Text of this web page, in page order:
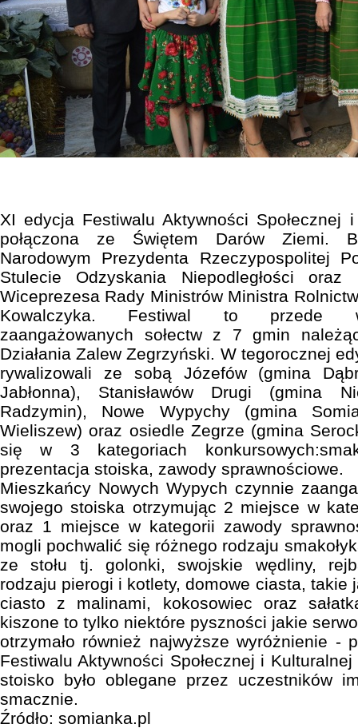
XI edycja Festiwalu Aktywności Społecznej i
połączona ze Świętem Darów Ziemi.
Narodowym Prezydenta Rzeczypospolitej
Stulecie Odzyskania Niepodległości oraz
Wiceprezesa Rady Ministrów Ministra
Kowalczyka. Festiwal to przede
zaangażowanych sołectw z 7 gmin
Działania Zalew Zegrzyński. W tegorocznej
rywalizowali ze sobą Józefów (gmina
Jabłonna), Stanisławów Drugi (gmina
Radzymin), Nowe Wypychy (gmina
Wieliszew) oraz osiedle Zegrze (gmina
się w 3 kategoriach
prezentacja stoiska, zawody sprawnościowe.
Mieszkańcy Nowych Wypych czynnie
swojego stoiska otrzymując 2 miejsce w
oraz 1 miejsce w kategorii zawody
mogli pochwalić się różnego rodzaju
ze stołu tj. golonki, swojskie wędliny,
rodzaju pierogi i kotlety, domowe ciasta, takie
ciasto z malinami, kokosowiec oraz
kiszone to tylko niektóre pyszności jakie
otrzymało również najwyższe wyróżnienie -
Festiwalu Aktywności Społecznej i Kulturalnej
stoisko było oblegane przez uczestników
smacznie.
Źródło: somianka.pl